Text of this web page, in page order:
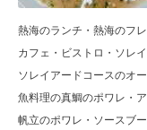
熱海のランチ・熱海のフ
カフェ・ビストロ・ソレイ
ソレイアードコースのオ
魚料理の真鯛のポワレ・
帆立のポワレ・ソースブ